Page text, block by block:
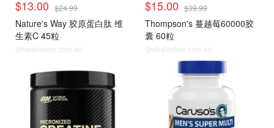
$13.00 $24.99
Nature's Way 胶原蛋白肽 维
生素C 45粒
@dealmoon.com.au
$15.00 $39.99
Thompson's 蔓越莓60000胶
囊 60粒
@dealmoon.com.au